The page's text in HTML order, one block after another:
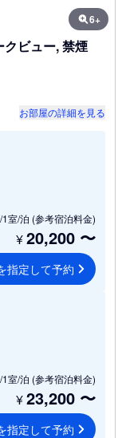
6+
ビュー, 禁煙
お部屋の詳細を見る
室/泊 (参考宿泊料金)
¥20,200 〜
指定して予約
室/泊 (参考宿泊料金)
¥23,200 〜
指定して予約